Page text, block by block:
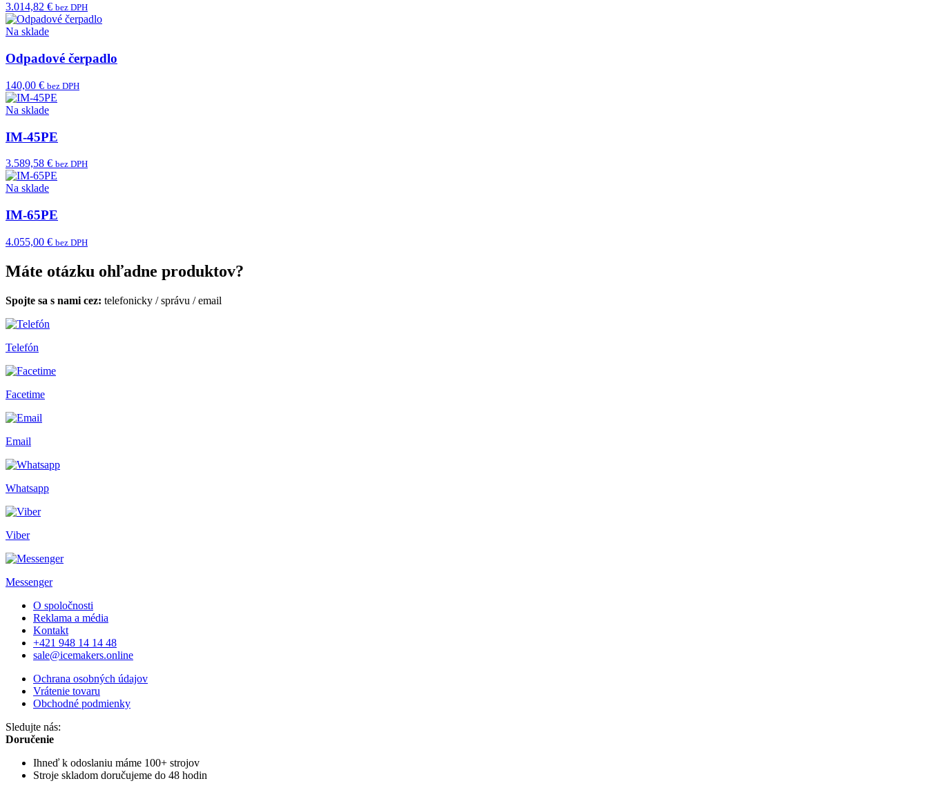
3.014,82 € bez DPH
Na sklade
Odpadové čerpadlo
140,00 € bez DPH
Na sklade
IM-45PE
3.589,58 € bez DPH
Na sklade
IM-65PE
4.055,00 € bez DPH
Máte otázku ohľadne produktov?
Spojte sa s nami cez: telefonicky /správu /email
Telefón
Facetime
Email
Whatsapp
Viber
Messenger
O spoločnosti
Reklama a média
Kontakt
+421 948 14 14 48
sale@icemakers.online
Ochrana osobných údajov
Vrátenie tovaru
Obchodné podmienky
Sledujte nás:
Doručenie
Ihneď k odoslaniu máme 100+ strojov
Stroje skladom doručujeme do 48 hodin